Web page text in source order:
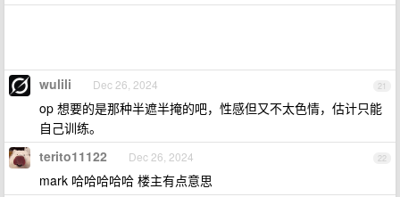
21
wulili Dec 26, 2024
op 想要的是那种半遮半掩的吧，性感但又不太色情，估计只能
自己训练。
22
terito11122 Dec 26, 2024
mark 哈哈哈哈哈 楼主有点意思